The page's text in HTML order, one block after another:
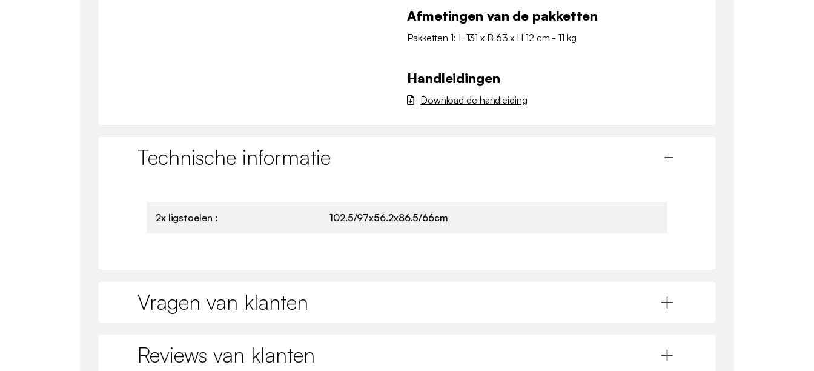
Afmetingen van de pakketten
Pakketten 1: L 131 x B 63 x H 12 cm - 11 kg
Handleidingen
Download de handleiding
Technische informatie
2x ligstoelen : 102.5/97x56.2x86.5/66cm
Vragen van klanten
Reviews van klanten